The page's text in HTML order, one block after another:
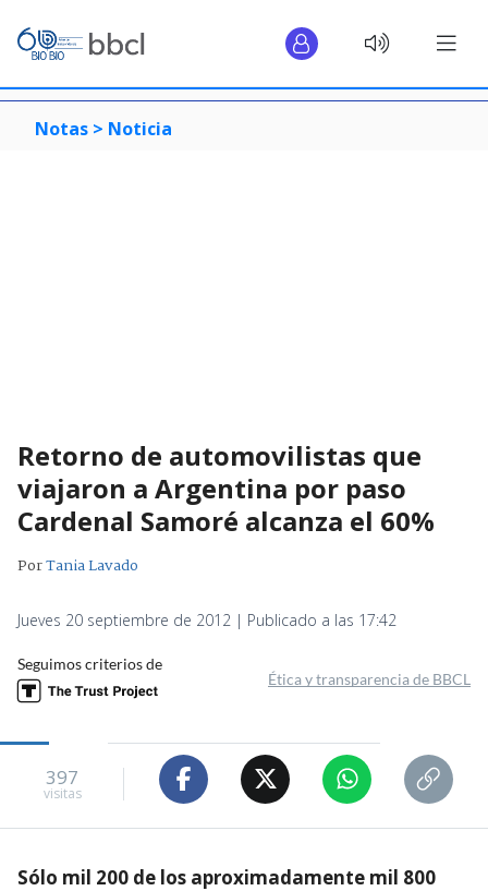
Notas > Noticia
Retorno de automovilistas que
viajaron a Argentina por paso
Cardenal Samoré alcanza el 60%
PorTania Lavado
Jueves 20 septiembre de 2012 | Publicado a las 17:42
Seguimos criterios de
Ética y transparencia de BBCL
397
visitas
Sólo mil 200 de los aproximadamente mil 800